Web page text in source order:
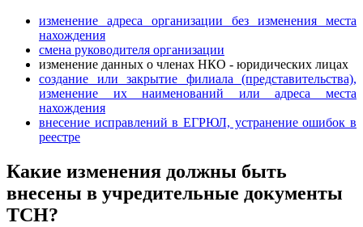
изменение адреса организации без изменения места
нахождения
смена руководителя организации
изменение данных о членах НКО - юридических лицах
создание или закрытие филиала (представительства),
изменение их наименований или адреса места
нахождения
внесение исправлений в ЕГРЮЛ, устранение ошибок в
реестре
Какие изменения должны быть
внесены в учредительные документы
ТСН?